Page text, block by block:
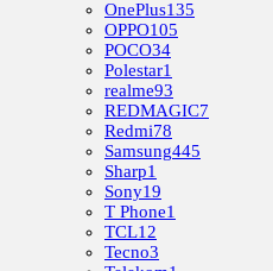
OnePlus135
OPPO105
POCO34
Polestar1
realme93
REDMAGIC7
Redmi78
Samsung445
Sharp1
Sony19
T Phone1
TCL12
Tecno3